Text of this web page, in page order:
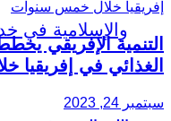
التنمية الإفريقي
الغذائي في
سبتمبر 24, 2023